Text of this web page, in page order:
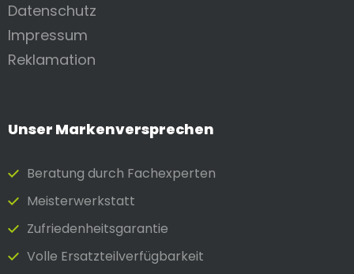
Datenschutz
Impressum
Reklamation
Unser Markenversprechen
Beratung durch Fach­experten
Meister­werkstatt
Zufrieden­heits­garantie
Volle Ersatzteilverfügbarkeit